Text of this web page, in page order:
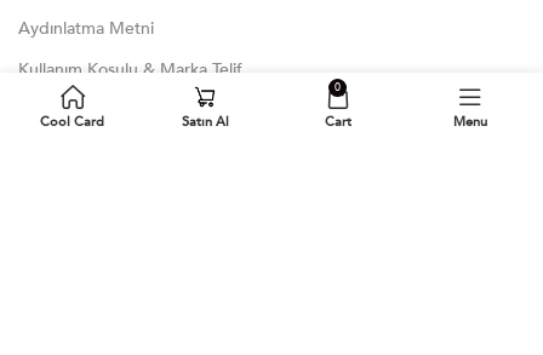
Aydınlatma Metni
Kullanım Koşulu & Marka Telif
KVKKCool Card Satın Al
0
Cart Menu